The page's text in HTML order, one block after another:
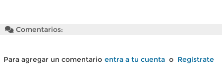
Comentarios:
Para agregar un comentario entra a tu cuenta o Regístrate